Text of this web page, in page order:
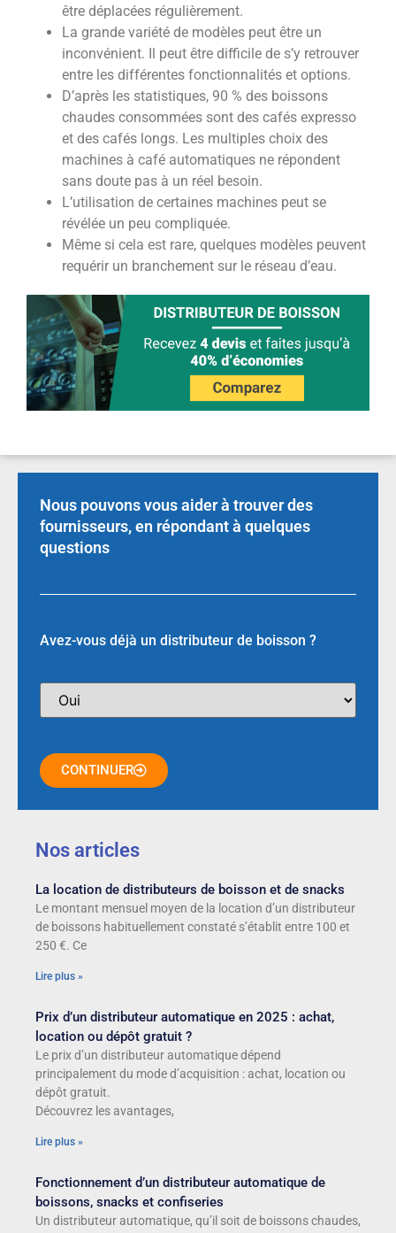
être déplacées régulièrement.
La grande variété de modèles peut être un
inconvénient. Il peut être difficile de s’y retrouver
entre les différentes fonctionnalités et options.
D’après les statistiques, 90 % des boissons
chaudes consommées sont des cafés expresso
et des cafés longs. Les multiples choix des
machines à café automatiques ne répondent
sans doute pas à un réel besoin.
L’utilisation de certaines machines peut se
révélée un peu compliquée.
Même si cela est rare, quelques modèles peuvent
requérir un branchement sur le réseau d’eau.
Nous pouvons vous aider à trouver des
fournisseurs, en répondant à quelques
questions
Avez-vous déjà un distributeur de boisson ?
CONTINUER
Nos articles
La location de distributeurs de boisson et de snacks
Le montant mensuel moyen de la location d’un distributeur
de boissons habituellement constaté s’établit entre 100 et
250 €. Ce
Lire plus »
Prix d’un distributeur automatique en 2025 : achat,
location ou dépôt gratuit ?
Le prix d’un distributeur automatique dépend
principalement du mode d’acquisition : achat, location ou
dépôt gratuit.
Découvrez les avantages,
Lire plus »
Fonctionnement d’un distributeur automatique de
boissons, snacks et confiseries
Un distributeur automatique, qu’il soit de boissons chaudes,